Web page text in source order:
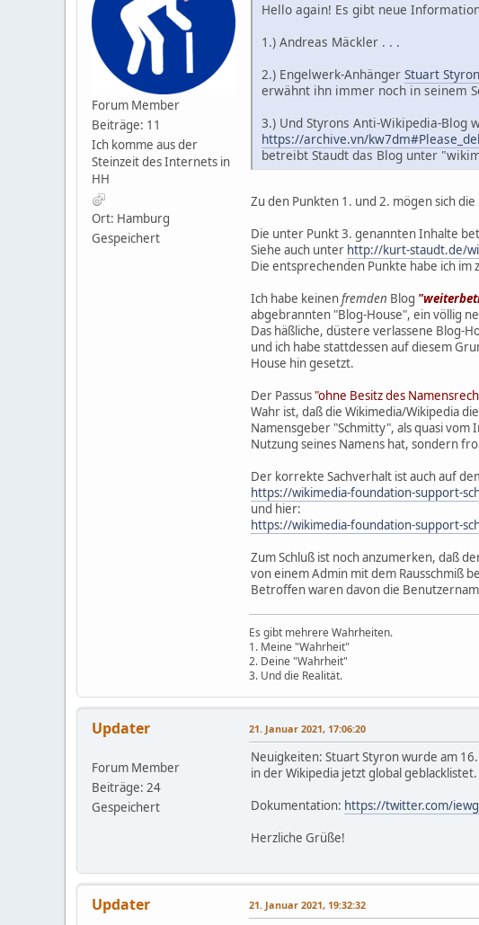
Forum Member
Beiträge: 11
Ich komme aus der
Steinzeit des Internets in
HH
Ort: Hamburg
Gespeichert
Hello again! Es gibt neue
1.) Andreas Mäckler . . .
2.) Engelwerk-Anhänger Stuart Styron
erwähnt ihn immer noch in seinem
3.) Und Styrons Anti-Wikipedia-Blog
https://archive.vn/
betreibt Staudt das Blog unter
Zu den Punkten 1. und 2. mögen sich
Die unter Punkt 3. genannten Inhalte
Siehe auch unter http://kurt-staudt.de/
Die entsprechenden Punkte habe ich
Ich habe keinenfremden Blog
abgebrannten "Blog-House", ein völlig
Das häßliche, düstere verlassene Blog-
und ich habe stattdessen auf diesem
House hin gesetzt.
Der Passus"ohne Besitz des
Wahr ist, daß die Wikimedia/Wikipedia
Namensgeber "Schmitty", als quasi
Nutzung seines Namens hat, sondern
Der korrekte Sachverhalt ist auch auf
https://wikimedia-foundation-support-
und hier:
https://wikimedia-foundation-support-
Zum Schluß ist noch anzumerken, daß
von einem Admin mit dem Rausschmiß
Betroffen waren davon die
Es gibt mehrere Wahrheiten.
1. Meine "Wahrheit"
2. Deine "Wahrheit"
3. Und die Realität.
Updater
Forum Member
Beiträge: 24
Gespeichert
21. Januar 2021, 17:06:20
Neuigkeiten: Stuart Styron wurde am
in der Wikipedia jetzt global geblacklistet.
Dokumentation: https://twitter.com/
Herzliche Grüße!
Updater 21. Januar 2021, 19:32:32